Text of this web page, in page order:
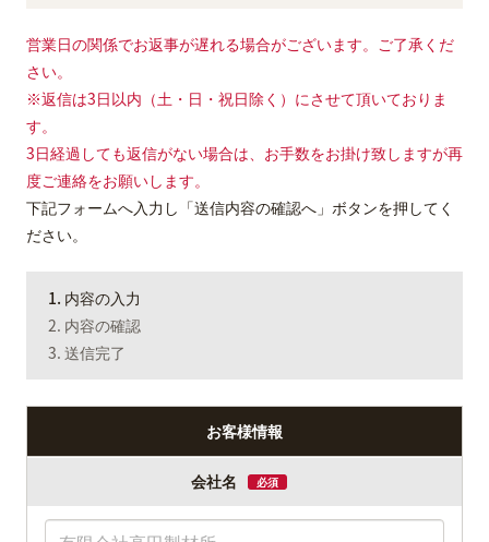
営業日の関係でお返事が遅れる場合がございます。ご了承くだ
さい。
※返信は3日以内（土・日・祝日除く）にさせて頂いておりま
す。
3日経過しても返信がない場合は、お手数をお掛け致しますが再
度ご連絡をお願いします。
下記フォームへ入力し「送信内容の確認へ」ボタンを押してく
ださい。
1. 内容の入力
2. 内容の確認
3. 送信完了
お客様情報
会社名 必須